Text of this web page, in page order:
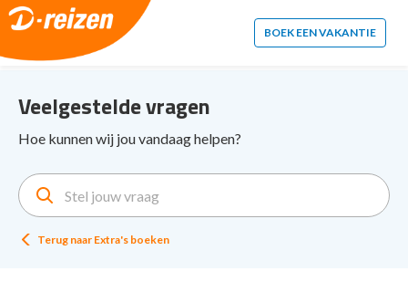
2. Paste this code immediately after the opening tag:
BOEK EEN VAKANTIE
Veelgestelde vragen
Hoe kunnen wij jou vandaag helpen?
Terug naar Extra's boeken